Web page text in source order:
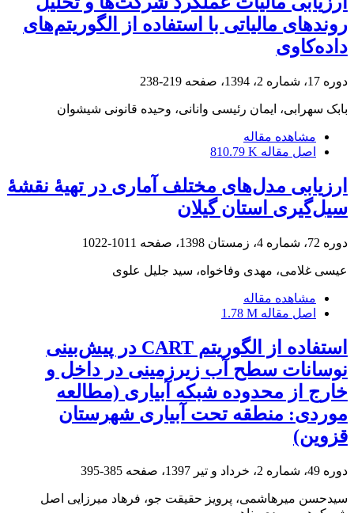
روندهای مالیاتی با استفاده از الگوریتم‌های
داده‌کاوی
دوره 17، شماره 2، 1394، صفحه 219-238
بابک سهرابی، ایمان رئیسی وانانی، وحیده قانونی شیشوان
مشاهده مقاله
اصل مقاله 810.79 K
ارزیابی مدل‌های مختلف آماری در تهیۀ نقشۀ
سیل‌گیری استان گیلان
دوره 72، شماره 4، زمستان 1398، صفحه 1011-1022
عیسی غلامی، مهدی وفاخواه، سید جلیل علوی
مشاهده مقاله
اصل مقاله 1.78 M
استفاده از الگوریتم CART در پیش‌بینی
نوسانات سطح آب زیرزمینی در داخل و
خارج از محدوده شبکه آبیاری (مطالعه
موردی: منطقه تحت آبیاری شهرستان
قزوین)
دوره 49، شماره 2، خرداد و تیر 1397، صفحه 385-395
سیدحسن میرهاشمی، پرویز حقیقت جو، فرهاد میرزایی اصل